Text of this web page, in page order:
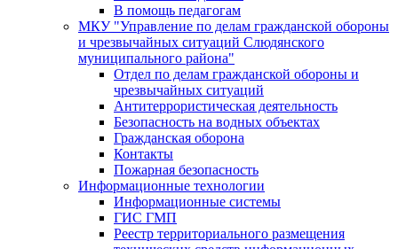
В помощь педагогам
МКУ "Управление по делам гражданской обороны
и чрезвычайных ситуаций Слюдянского
муниципального района"
Отдел по делам гражданской обороны и
чрезвычайных ситуаций
Антитеррористическая деятельность
Безопасность на водных объектах
Гражданская оборона
Контакты
Пожарная безопасность
Информационные технологии
Информационные системы
ГИС ГМП
Реестр территориального размещения